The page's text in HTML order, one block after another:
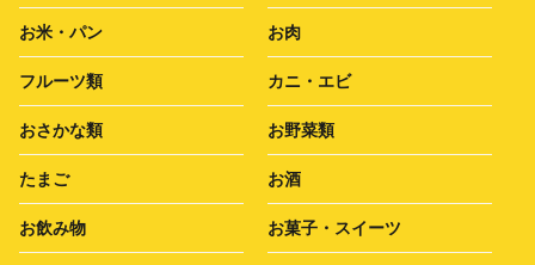
お米・パン お肉
フルーツ類 カニ・エビ
おさかな類 お野菜類
たまご お酒
お飲み物 お菓子・スイーツ